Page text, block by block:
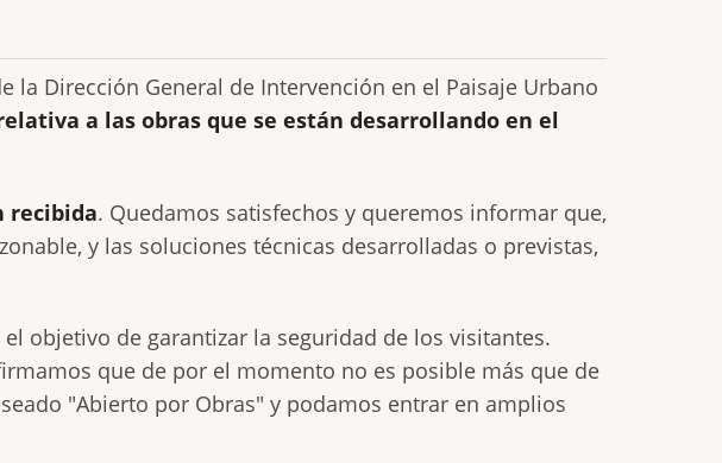
Dirección General de Intervención en el Paisaje Urbano
a las obras que se están desarrollando en el
recibida. Quedamos satisfechos y queremos informar que,
y las soluciones técnicas desarrolladas o previstas,
objetivo de garantizar la seguridad de los visitantes.
que de por el momento no es posible más que de
"Abierto por Obras" y podamos entrar en amplios